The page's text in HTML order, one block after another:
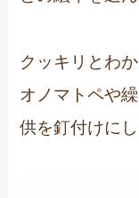
クッキリとわ
オノマトペや
供を釘付けにし